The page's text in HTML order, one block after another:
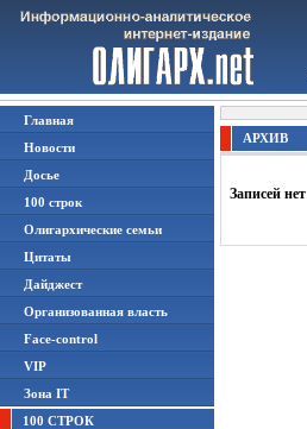
Главная
Новости
Досье
100 строк
Олигархические семьи
Цитаты
Дайджест
Организованная власть
Face-control
VIP
Зона IT
100 СТРОК
АРХИВ
Записей нет